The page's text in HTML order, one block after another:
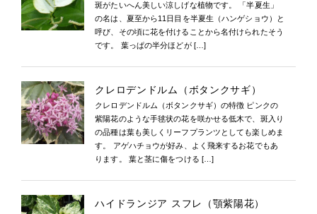
斑がたいへん美しい涼しげな植物です。 「半夏生」
の名は、夏至から11日目を半夏生（ハンゲショウ）と
呼び、その頃に花を付けることから名付けられたそう
です。 葉っぱの半分ほどが […]
クレロデンドルム（ボタンクサギ）
クレロデンドルム（ボタンクサギ）の特徴 ピンクの
紫陽花のような手毬状の花を咲かせる低木で、斑入り
の品種は葉も美しくリーフプランツとしても楽しめま
す。 アゲハチョウが好み、よく飛来するお花でもあ
ります。 葉と茎に傷をつける […]
ハイドランジア スフレ（顎紫陽花）